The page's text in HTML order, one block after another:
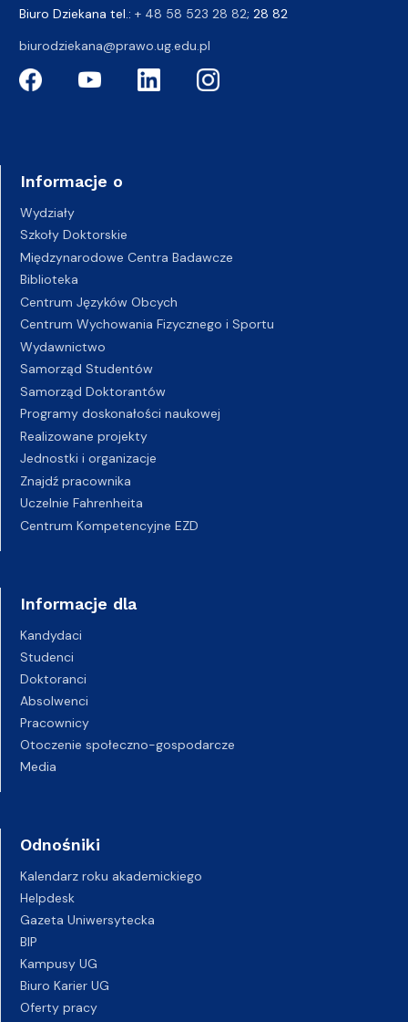
Biuro Dziekana tel.: + 48 58 523 28 82; 28 82
biurodziekana@prawo.ug.edu.pl
Informacje o
Wydziały
Szkoły Doktorskie
Międzynarodowe Centra Badawcze
Biblioteka
Centrum Języków Obcych
Centrum Wychowania Fizycznego i Sportu
Wydawnictwo
Samorząd Studentów
Samorząd Doktorantów
Programy doskonałości naukowej
Realizowane projekty
Jednostki i organizacje
Znajdź pracownika
Uczelnie Fahrenheita
Centrum Kompetencyjne EZD
Informacje dla
Kandydaci
Studenci
Doktoranci
Absolwenci
Pracownicy
Otoczenie społeczno-gospodarcze
Media
Odnośniki
Kalendarz roku akademickiego
Helpdesk
Gazeta Uniwersytecka
BIP
Kampusy UG
Biuro Karier UG
Oferty pracy